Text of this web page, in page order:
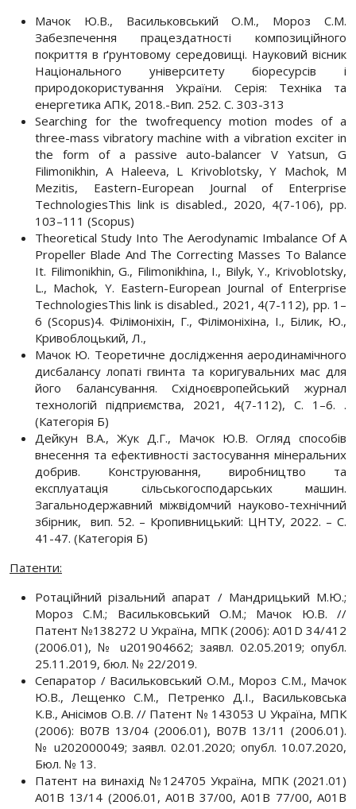
Мачок Ю.В., Васильковський О.М., Мороз С.М.
Забезпечення працездатності композиційного
покриття в ґрунтовому середовищі. Науковий вісник
Національного університету біоресурсів і
природокористування України. Серія: Техніка та
енергетика АПК, 2018.-Вип. 252. С. 303-313
Searching for the twofrequency motion modes of a
three-mass vibratory machine with a vibration exciter in
the form of a passive auto-balancer V Yatsun, G
Filimonikhin, A Haleeva, L Krivoblotsky, Y Machok, M
Mezitis, Eastern-European Journal of Enterprise
TechnologiesThis link is disabled., 2020, 4(7-106), pp.
103–111 (Scopus)
Theoretical Study Into The Aerodynamic Imbalance Of A
Propeller Blade And The Correcting Masses To Balance
It. Filimonikhin, G., Filimonikhina, I., Bilyk, Y., Krivoblotsky,
L., Machok, Y. Eastern-European Journal of Enterprise
TechnologiesThis link is disabled., 2021, 4(7-112), pp. 1–
6 (Scopus)4. Філімоніхін, Г., Філімоніхіна, І., Білик, Ю.,
Кривоблоцький, Л.,
Мачок Ю. Теоретичне дослідження аеродинамічного
дисбалансу лопаті гвинта та коригувальних мас для
його балансування. Східноєвропейський журнал
технологій підприємства, 2021, 4(7-112), С. 1–6. .
(Категорія Б)
Дейкун В.А., Жук Д.Г., Мачок Ю.В. Огляд способів
внесення та ефективності застосування мінеральних
добрив. Конструювання, виробництво та
експлуатація сільськогосподарських машин.
Загальнодержавний міжвідомчий науково-технічний
збірник, вип. 52. – Кропивницький: ЦНТУ, 2022. – С.
41-47. (Категорія Б)
Патенти:
Ротаційний різальний апарат / Мандрицький М.Ю.;
Мороз С.М.; Васильковський О.М.; Мачок Ю.В. //
Патент №138272 U Україна, МПК (2006): A01D 34/412
(2006.01), № u201904662; заявл. 02.05.2019; опубл.
25.11.2019, бюл. № 22/2019.
Сепаратор / Васильковський О.М., Мороз С.М., Мачок
Ю.В., Лещенко С.М., Петренко Д.І., Васильковська
К.В., Анісімов О.В. // Патент № 143053 U Україна, МПК
(2006): B07B 13/04 (2006.01), B07B 13/11 (2006.01).
№ u202000049; заявл. 02.01.2020; опубл. 10.07.2020,
Бюл. № 13.
Патент на винахід №124705 Україна, МПК (2021.01)
А01В 13/14 (2006.01, А01В 37/00, А01В 77/00, А01В